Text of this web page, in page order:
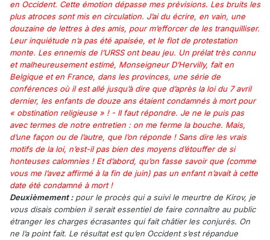
en Occident. Cette émotion dépasse mes prévisions. Les bruits les
plus atroces sont mis en circulation. J’ai du écrire, en vain, une
douzaine de lettres à des amis, pour m’efforcer de les tranquilliser.
Leur inquiétude n’a pas été apaisée, et le flot de protestation
monte. Les ennemis de l’URSS ont beau jeu. Un prélat très connu
et malheureusement estimé, Monseigneur D’Hervilly, fait en
Belgique et en France, dans les provinces, une série de
conférences où il est allé jusqu’à dire que d’après la loi du 7 avril
dernier, les enfants de douze ans étaient condamnés à mort pour
« obstination religieuse » ! - II faut répondre. Je ne le puis pas
avec termes de notre entretien : on me ferme la bouche. Mais,
d’une façon ou de l’autre, que l’on réponde ! Sans dire les vrais
motifs de la loi, n’est-il pas bien des moyens d’étouffer de si
honteuses calomnies ! Et d’abord, qu’on fasse savoir que (comme
vous me l’avez affirmé à la fin de juin) pas un enfant n’avait à cette
date été condamné à mort !
Deuxièmement :pour le procès qui a suivi le meurtre de Kirov, je
vous disais combien il serait essentiel de faire connaître au public
étranger les charges écrasantes qui fait châtier les conjurés. On
ne l’a point fait. Le résultat est qu’en Occident s’est répandue